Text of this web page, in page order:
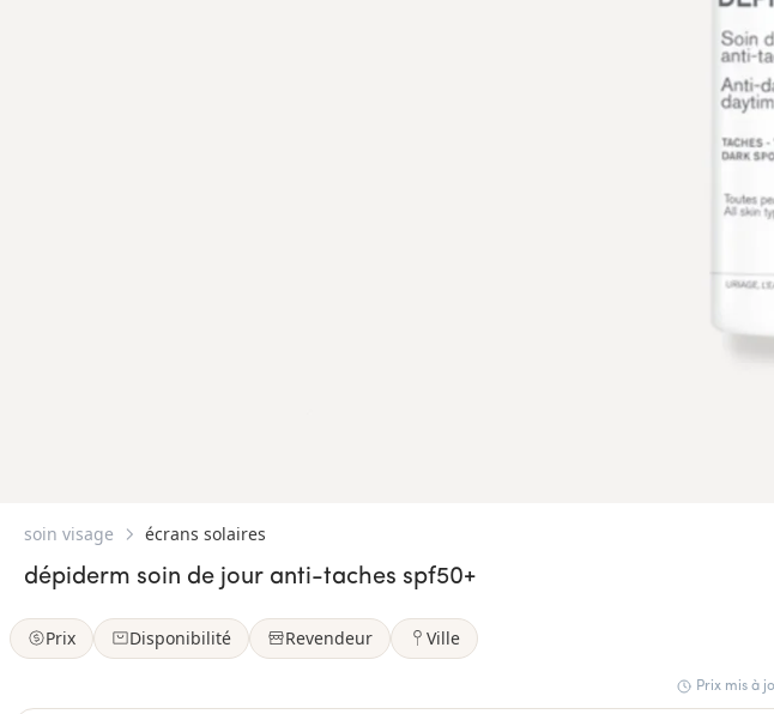
soin visage écrans solaires
dépiderm soin de jour anti-taches spf50+
Prix Disponibilité Revendeur Ville
Prix mis à